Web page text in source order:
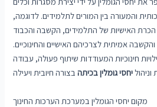
והמעורה בין המורים לתלמידים. לדוגמה,
האישיות של התלמידים, הקשבה והכבוד
אמיתית לצרכיהם האישיים והחינוכיים.
חינוכיות המעודדות שיתוף פעולה, עבודה
יחסי גומלין בכיתה
מקום יחסי הגומלין במערכת הערכות החינוך